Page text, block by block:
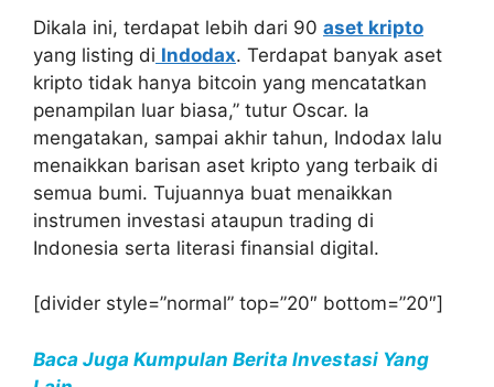
Dikala ini, terdapat lebih dari 90 aset kripto
yang listing di Indodax. Terdapat banyak aset
kripto tidak hanya bitcoin yang mencatatkan
penampilan luar biasa,” tutur Oscar. Ia
mengatakan, sampai akhir tahun, Indodax lalu
menaikkan barisan aset kripto yang terbaik di
semua bumi. Tujuannya buat menaikkan
instrumen investasi ataupun trading di
Indonesia serta literasi finansial digital.
[divider style=”normal” top=”20″ bottom=”20″]
Baca Juga Kumpulan Berita Investasi Yang